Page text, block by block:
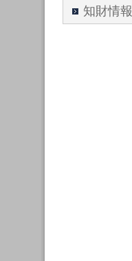
知財情報